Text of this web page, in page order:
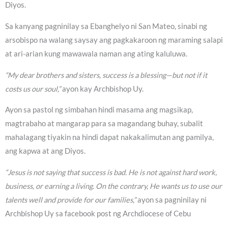
Diyos.
Sa kanyang pagninilay sa Ebanghelyo ni San Mateo, sinabi ng
arsobispo na walang saysay ang pagkakaroon ng maraming salapi
at ari-arian kung mawawala naman ang ating kaluluwa.
“My dear brothers and sisters, success is a blessing—but not if it
costs us our soul,”ayon kay Archbishop Uy.
Ayon sa pastol ng simbahan hindi masama ang magsikap,
magtrabaho at mangarap para sa magandang buhay, subalit
mahalagang tiyakin na hindi dapat nakakalimutan ang pamilya,
ang kapwa at ang Diyos.
“Jesus is not saying that success is bad. He is not against hard work,
business, or earning a living. On the contrary, He wants us to use our
talents well and provide for our families,”ayon sa pagninilay ni
Archbishop Uy sa facebook post ng Archdiocese of Cebu